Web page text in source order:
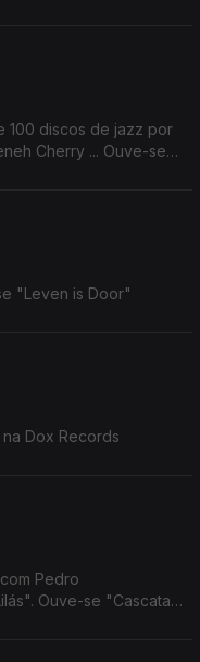
100 discos de jazz por
Cherry ... Ouve-se
"Leven is Door"
Dox Records
Pedro
Ouve-se "Cascata